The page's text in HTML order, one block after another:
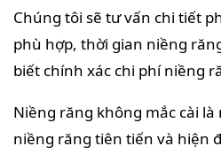
Chúng tôi sẽ tư vấn chi tiết
phù hợp, thời gian niềng
biết chính xác chi phí niềng
Niềng răng không mắc cài
niềng răng tiên tiến và hiện